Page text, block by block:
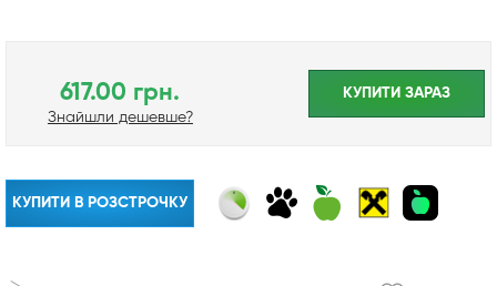
617.00 грн.
Знайшли дешевше?
КУПИТИ ЗАРАЗ
КУПИТИ В РОЗСТРОЧКУ